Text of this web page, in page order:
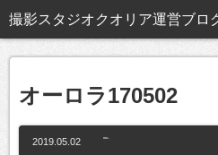
撮影スタジオクオリア運営ブロ
オーロラ170502
2019.05.02